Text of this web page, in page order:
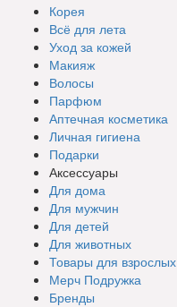
Корея
Всё для лета
Уход за кожей
Макияж
Волосы
Парфюм
Аптечная косметика
Личная гигиена
Подарки
Аксессуары
Для дома
Для мужчин
Для детей
Для животных
Товары для взрослых
Мерч Подружка
Бренды